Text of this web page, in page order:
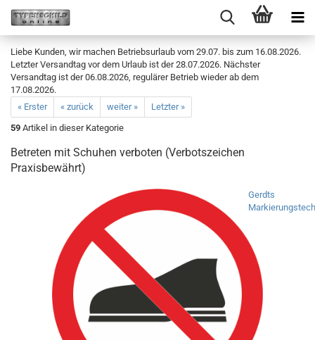
Liebe Kunden, wir machen Betriebsurlaub vom 29.07. bis zum 16.08.2026.
Letzter Versandtag vor dem Urlaub ist der 28.07.2026. Nächster
Versandtag ist der 06.08.2026, regulärer Betrieb wieder ab dem
17.08.2026.
« Erster
« zurück weiter »
Letzter »
59 Artikel in dieser Kategorie
Betreten mit Schuhen verboten (Verbotszeichen
Praxisbewährt)
Gerdts